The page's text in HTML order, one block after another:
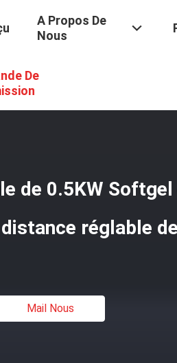
A Propos De
Nous
De
Capsule
de 0.5KW
réglable
Mail Nous